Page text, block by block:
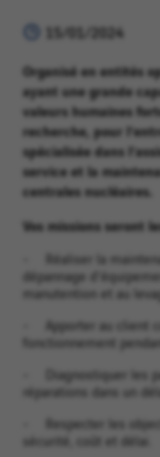
15/01/2024
Organisé en entités
ayant une grande
valeurs humaines
recherche, pour
spécialisée dans
service et la
centrales nucléaires.
Vos missions seront
- Réaliser la
dépannage
manutention et au
- Apporter au client
fonctionnement
- Diagnostiquer les
réparations dans un
- Respecter les
sécurité, coût et délai.